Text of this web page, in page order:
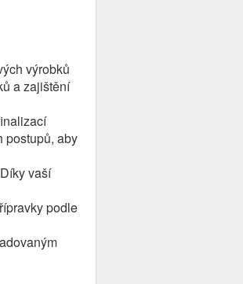
výrobků
a zajištění
postupů, aby
vaší
podle